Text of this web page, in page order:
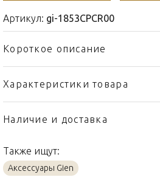
Артикул: gi-1853CPCR00
Короткое описание
Характеристики товара
Тип товара
Подставка
Бренд
Страна производителя
Материал
Наличие и доставка
Также ищут:
Аксессуары Gien